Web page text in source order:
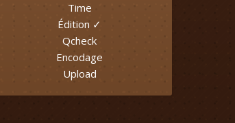
Time
Édition ✓
Qcheck
Encodage
Upload